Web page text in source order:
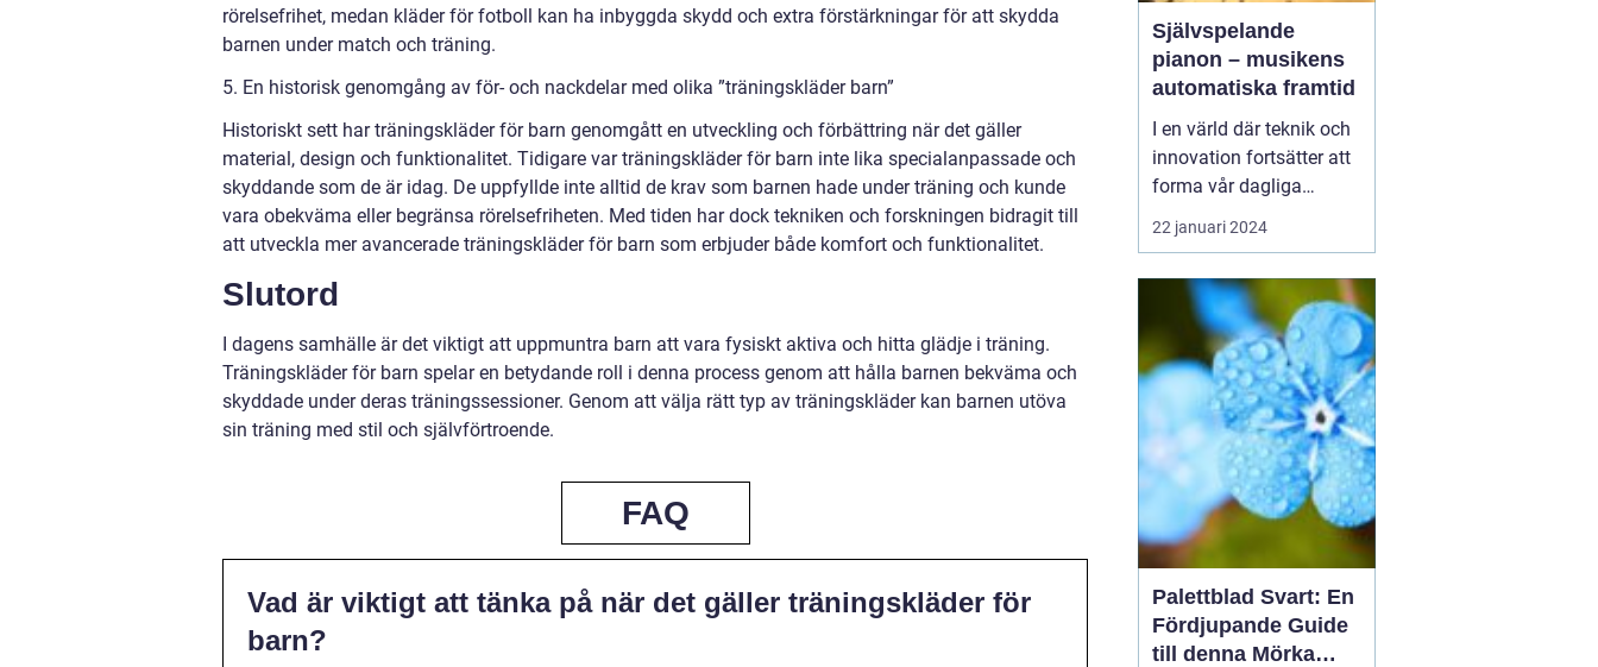
rörelsefrihet, medan kläder för fotboll kan ha inbyggda skydd och extra förstärkningar för att skydda
barnen under match och träning.
5. En historisk genomgång av för- och nackdelar med olika ”träningskläder barn”
Historiskt sett har träningskläder för barn genomgått en utveckling och förbättring när det gäller
material, design och funktionalitet. Tidigare var träningskläder för barn inte lika specialanpassade och
skyddande som de är idag. De uppfyllde inte alltid de krav som barnen hade under träning och kunde
vara obekväma eller begränsa rörelsefriheten. Med tiden har dock tekniken och forskningen bidragit till
att utveckla mer avancerade träningskläder för barn som erbjuder både komfort och funktionalitet.
Slutord
I dagens samhälle är det viktigt att uppmuntra barn att vara fysiskt aktiva och hitta glädje i träning.
Träningskläder för barn spelar en betydande roll i denna process genom att hålla barnen bekväma och
skyddade under deras träningssessioner. Genom att välja rätt typ av träningskläder kan barnen utöva
sin träning med stil och självförtroende.
FAQ
Vad är viktigt att tänka på när det gäller träningskläder för
barn?
Självspelande
pianon – musikens
automatiska framtid
I en värld där teknik och
innovation fortsätter att
forma vår dagliga
tillvaro, har även
musikvärlden övergått
intressant fenomen som
alltmer blir populärt är
det självspela...
22 januari 2024
Palettblad Svart: En
Fördjupande Guide
till denna Mörka